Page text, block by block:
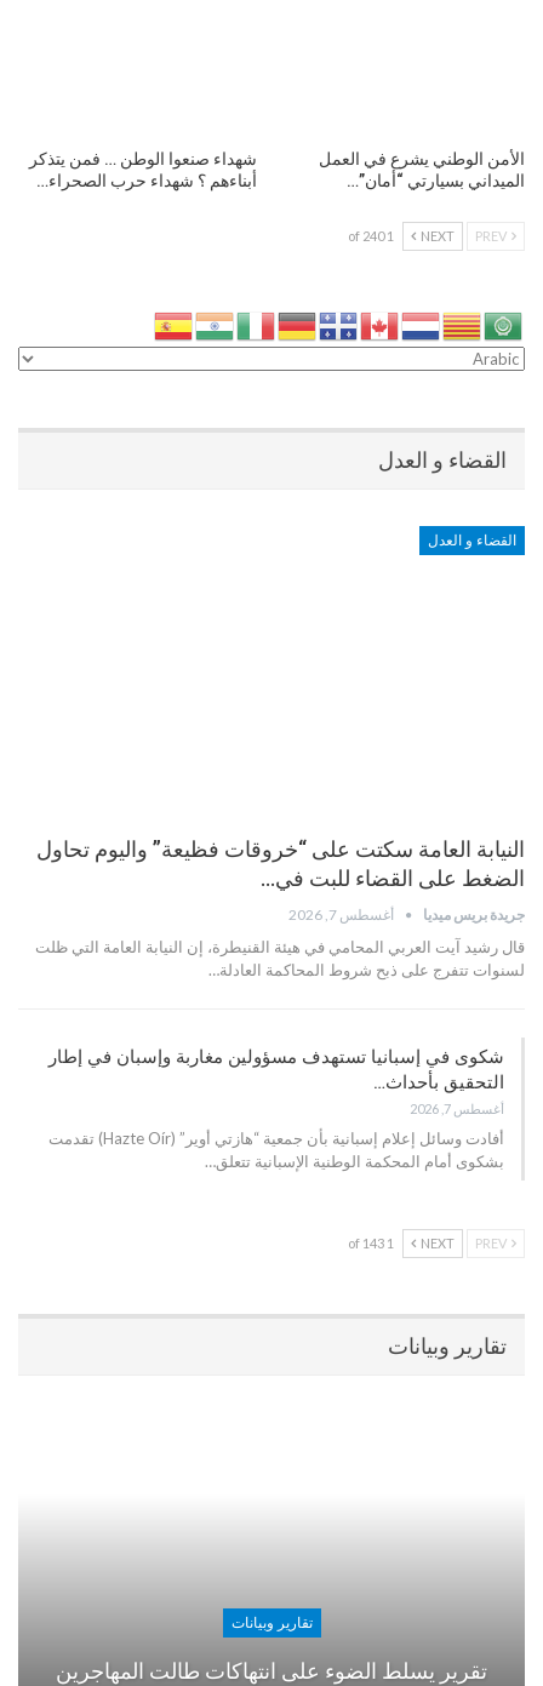
الأمن الوطني يشرع في العمل
الميداني بسيارتي “أمان”…
شهداء صنعوا الوطن … فمن يتذكر
أبناءهم ؟ شهداء حرب الصحراء…
NEXT
1 of 240
القضاء و العدل
القضاء و العدل
النيابة العامة سكتت على “خروقات فظيعة” واليوم تحاول
الضغط على القضاء للبت في…
جريدة بريس ميديا أغسطس 7, 2026
قال رشيد آيت العربي المحامي في هيئة القنيطرة، إن النيابة العامة التي ظلت
لسنوات تتفرج على ذبح شروط المحاكمة العادلة…
شكوى في إسبانيا تستهدف مسؤولين مغاربة وإسبان في إطار
التحقيق بأحداث…
أغسطس 7, 2026
أفادت وسائل إعلام إسبانية بأن جمعية “هازتي أوير” (Hazte Oír) تقدمت
بشكوى أمام المحكمة الوطنية الإسبانية تتعلق…
NEXT
1 of 143
تقارير وبيانات
تقارير وبيانات
تقرير يسلط الضوء على انتهاكات طالت المهاجرين